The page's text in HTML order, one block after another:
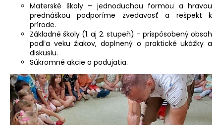
Materské školy – jednoduchou formou a hravou
prednáškou podporíme zvedavosť a rešpekt k
prírode.
Základné školy (1. aj 2. stupeň) – prispôsobený obsah
podľa veku žiakov, doplnený o praktické ukážky a
diskusiu.
Súkromné akcie a podujatia.